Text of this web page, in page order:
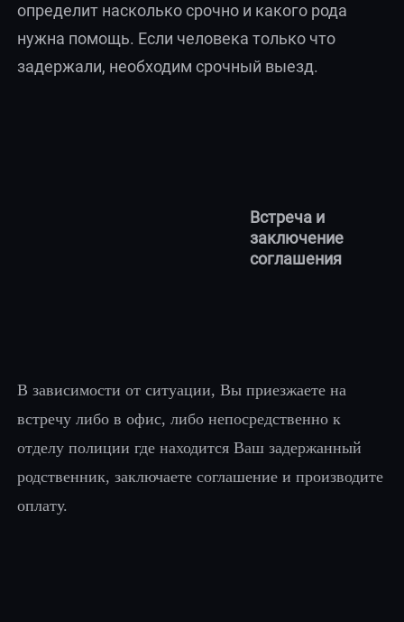
определит насколько срочно и какого рода
нужна помощь. Если человека только что
задержали, необходим срочный выезд.
Встреча и
заключение
соглашения
В зависимости от ситуации, Вы приезжаете на
встречу либо в офис, либо непосредственно к
отделу полиции где находится Ваш задержанный
родственник, заключаете соглашение и производите
оплату.